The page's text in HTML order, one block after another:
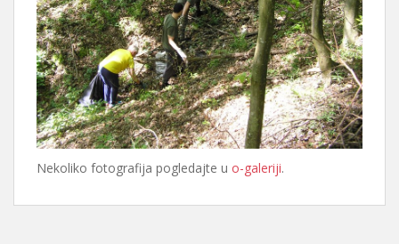
Nekoliko fotografija pogledajte u o-galeriji.